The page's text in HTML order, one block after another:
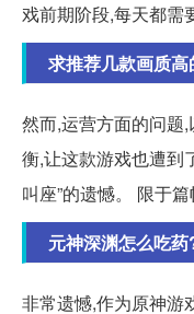
戏前期阶段,每天都需
求推荐几款画质
然而,运营方面的问题
衡,让这款游戏也遭到
叫座”的遗憾。 限于
元神深渊怎么吃药
非常遗憾,作为原神游